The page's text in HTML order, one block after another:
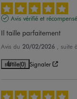
Avis vérifié et récompensé
Il taille parfaitement
Avis du 20/02/2026 , suite
Utile(0) Signaler